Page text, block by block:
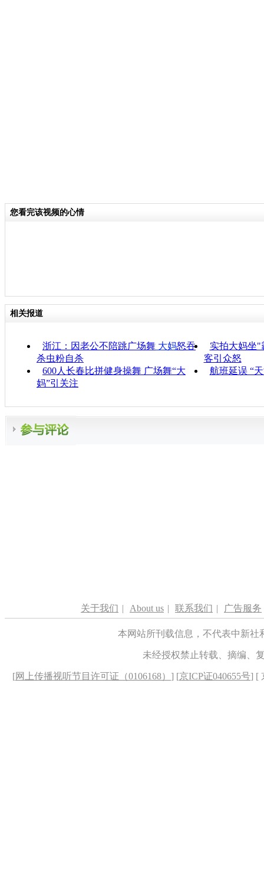
您看完该视频的心情
相关报道
浙江：因老公不陪跳广场舞 大妈怒吞
杀虫粉自杀
实拍大妈坐"
客引众怒
600人长春比拼健身操舞 广场舞“大
妈”引关注
航班延误 “
关于我们 | About us | 联系我们 | 广告服务
本网站所刊载信息，不代表中新
未经授权禁止转载、摘编、
[网上传播视听节目许可证（0106168） ] [京ICP证040655号] [